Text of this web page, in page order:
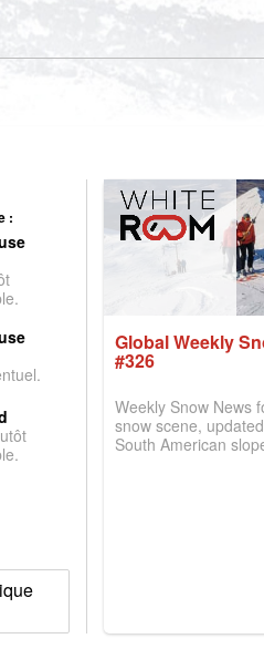
:
Global Weekly
#326
Weekly Snow News
snow scene,
South American